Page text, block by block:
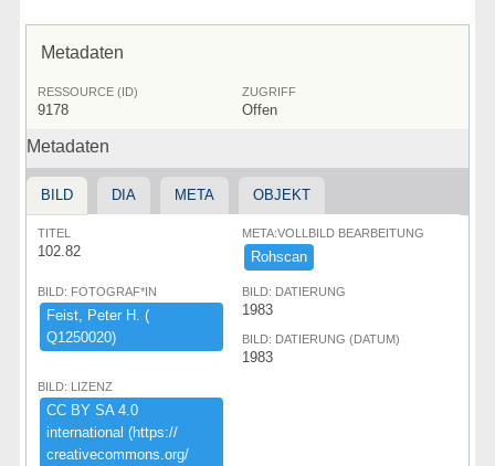
Metadaten
RESSOURCE (ID)
9178
ZUGRIFF
Offen
Metadaten
BILD DIA META OBJEKT
TITEL
102.82
META:VOLLBILD BEARBEITUNG
Rohscan
BILD: FOTOGRAF*IN
Feist,​ ​Peter ​H.​ ​(​
Q1250020)​
BILD: DATIERUNG
1983
BILD: DATIERUNG (DATUM)
1983
BILD: LIZENZ
CC ​BY ​SA ​4.​0 ​
international ​(​https:​/​/​
creativecommons.​org/​